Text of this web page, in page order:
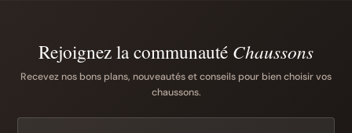
Rejoignez la communauté Chaussons
Recevez nos bons plans, nouveautés et conseils pour bien choisir vos
chaussons.